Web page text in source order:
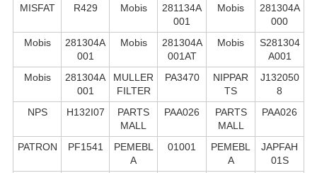
MISFAT
R429 Mobis
281134A
001
Mobis
281304A
000
Mobis
281304A
001
Mobis
281304A
001AT
Mobis
S281304
A001
Mobis
281304A
001
MULLER
FILTER
PA3470
NIPPAR
TS
J132050
8
NPS
H132I07
PARTS
MALL
PAA026
PARTS
MALL
PAA026
PATRON PF1541
PEMEBL
A
01001
PEMEBL
A
JAPFAH
01S